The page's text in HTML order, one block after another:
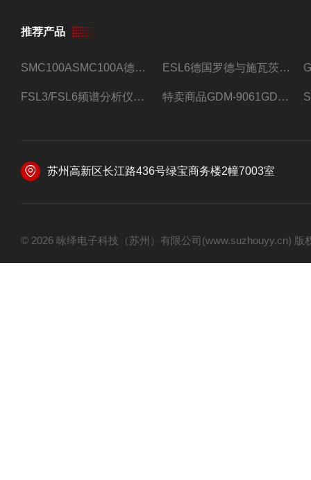
推荐产品
SMC100ASMC100A德国罗德与施瓦茨射频信号源 ESL6德国罗德与施瓦茨预认证EMI接收机
FSL3/FSL6频谱分析仪FSL3/FSL6罗德与施瓦茨 特卖商品GDM-9061GDM-9061台式万用表
苏州高新区长江路436号绿宝商务楼2幢7003室
© 2026 咏绎电子科技（苏州）有限公司(www.suzhouyy.cn)